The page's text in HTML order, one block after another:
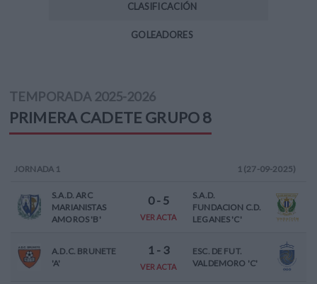
CLASIFICACIÓN
GOLEADORES
TEMPORADA 2025-2026
PRIMERA CADETE GRUPO 8
JORNADA 1 1 (27-09-2025)
S.A.D. ARC
MARIANISTAS
AMOROS 'B'
0- 5
VER ACTA
S.A.D.
FUNDACION C.D.
LEGANES 'C'
A.D.C. BRUNETE
'A'
1- 3
VER ACTA
ESC. DE FUT.
VALDEMORO 'C'